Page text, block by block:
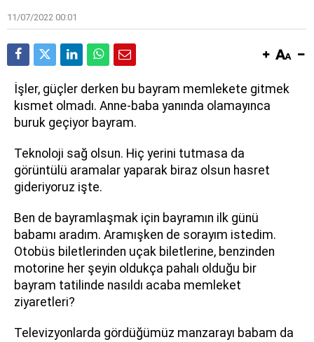
11/07/2022 00:01
İşler, güçler derken bu bayram memlekete gitmek
kısmet olmadı. Anne-baba yanında olamayınca
buruk geçiyor bayram.
Teknoloji sağ olsun. Hiç yerini tutmasa da
görüntülü aramalar yaparak biraz olsun hasret
gideriyoruz işte.
Ben de bayramlaşmak için bayramın ilk günü
babamı aradım. Aramışken de sorayım istedim.
Otobüs biletlerinden uçak biletlerine, benzinden
motorine her şeyin oldukça pahalı olduğu bir
bayram tatilinde nasıldı acaba memleket
ziyaretleri?
Televizyonlarda gördüğümüz manzarayı babam da